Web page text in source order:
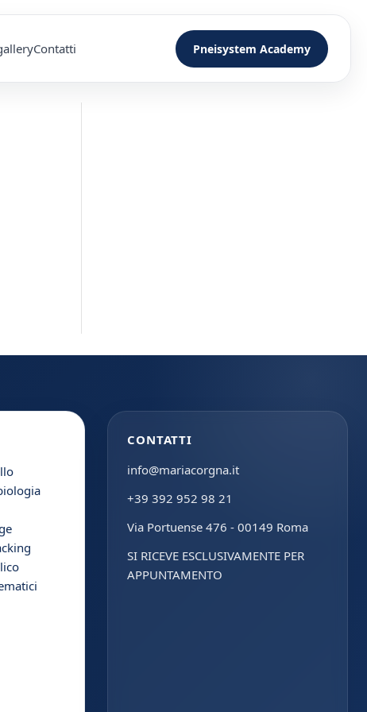
Contatti Pneisystem Academy
CONTATTI
info@mariacorgna.it
+39 392 952 98 21
Via Portuense 476 - 00149 Roma
SI RICEVE ESCLUSIVAMENTE PER
APPUNTAMENTO